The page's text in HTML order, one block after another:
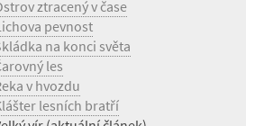
ztracený v čase
pevnost
na konci světa
les
v hvozdu
lesních bratří